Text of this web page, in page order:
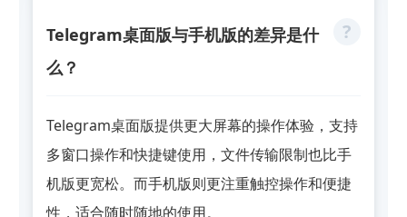
Telegram桌面版与手机版的差异是什
么？
Telegram桌面版提供更大屏幕的操作体验，支持
多窗口操作和快捷键使用，文件传输限制也比手
机版更宽松。而手机版则更注重触控操作和便捷
性，适合随时随地的使用。